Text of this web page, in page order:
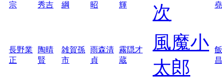
宗
秀吉
綱
昭
輝
次
堯
長野業
正
陶晴
賢
雑賀孫
市
雨森清
貞
霧隠才
蔵
風魔小
太郎
昌